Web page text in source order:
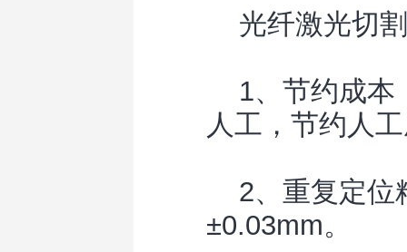
光纤激光切割
1、节约成本
人工，节约人
2、重复定位
±0.03mm。